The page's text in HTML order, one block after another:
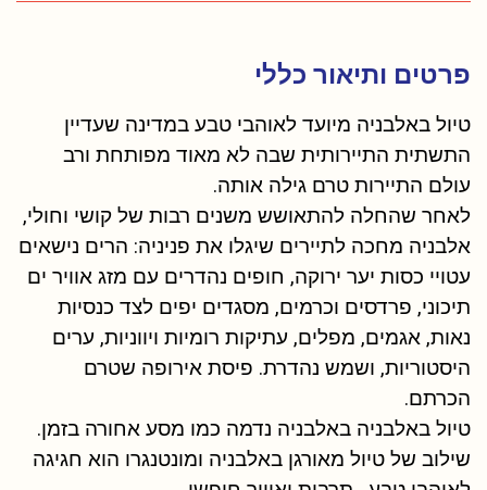
פרטים ותיאור כללי
טיול באלבניה מיועד לאוהבי טבע במדינה שעדיין
התשתית התיירותית שבה לא מאוד מפותחת ורב
עולם התיירות טרם גילה אותה.
לאחר שהחלה להתאושש משנים רבות של קושי וחולי,
אלבניה מחכה לתיירים שיגלו את פניניה: הרים נישאים
עטויי כסות יער ירוקה, חופים נהדרים עם מזג אוויר ים
תיכוני, פרדסים וכרמים, מסגדים יפים לצד כנסיות
נאות, אגמים, מפלים, עתיקות רומיות ויווניות, ערים
היסטוריות, ושמש נהדרת. פיסת אירופה שטרם
הכרתם.
טיול באלבניה באלבניה נדמה כמו מסע אחורה בזמן.
שילוב של טיול מאורגן באלבניה ומונטנגרו הוא חגיגה